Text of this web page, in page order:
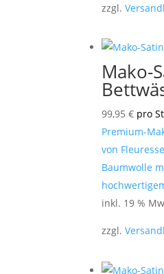
zzgl.
Mako-
99,95€ pro
Premium-
von
Baumwolle
inkl. 19 %
zzgl.